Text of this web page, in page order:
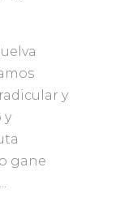
y
y
gane